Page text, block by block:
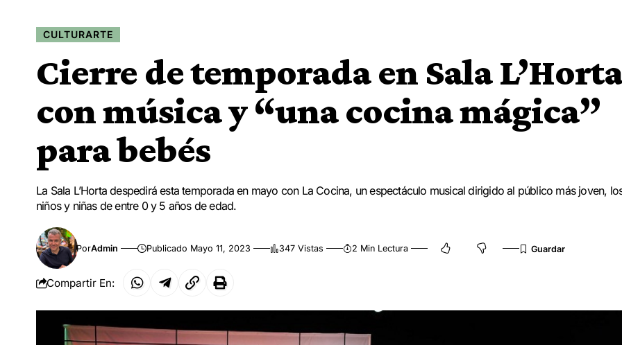
CULTURARTE
Cierre de temporada en Sala L’Horta
con música y “una cocina mágica”
para bebés
La Sala L’Horta despedirá esta temporada en mayo con La Cocina, un espectáculo musical dirigido al público más joven,
niños y niñas de entre 0 y 5 años de edad.
PorAdmin Publicado Mayo 11, 2023 347 Vistas 2 Min Lectura
Compartir En: